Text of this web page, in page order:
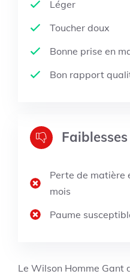
Léger
Toucher doux
Bonne prise en
Bon rapport
Perte de matière
mois
Paume
Le Wilson Homme Gant